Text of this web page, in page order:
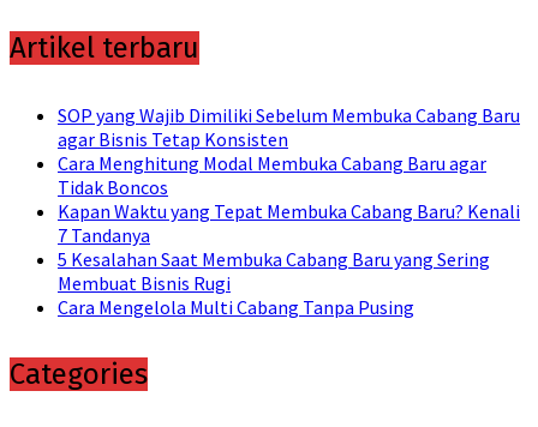
Artikel terbaru
SOP yang Wajib Dimiliki Sebelum Membuka Cabang Baru
agar Bisnis Tetap Konsisten
Cara Menghitung Modal Membuka Cabang Baru agar
Tidak Boncos
Kapan Waktu yang Tepat Membuka Cabang Baru? Kenali
7 Tandanya
5 Kesalahan Saat Membuka Cabang Baru yang Sering
Membuat Bisnis Rugi
Cara Mengelola Multi Cabang Tanpa Pusing
Categories